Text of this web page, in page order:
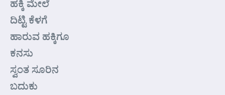
ಹಕ್ಕಿ ಮೇಲೆ
ದಿಟ್ಟಿ ಕೆಳಗೆ
ಹಾರುವ ಹಕ್ಕಿಗೂ
ಕನಸು
ಸ್ವಂತ ಸೂರಿನ
ಬದುಕು